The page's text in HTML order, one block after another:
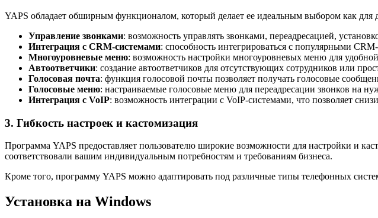
YAPS обладает обширным функционалом, который делает ее идеальным выбором как
Управление звонками: возможность управлять звонками, переадресацией,
Интеграция с CRM-системами: способность интегрироваться с популярными
Многоуровневые меню: возможность настройки многоуровневых меню для
Автоответчики: создание автоответчиков для отсутствующих сотрудников или
Голосовая почта: функция голосовой почты позволяет получать голосовые
Голосовые меню: настраиваемые голосовые меню для переадресации звонков на
Интеграция с VoIP: возможность интеграции с VoIP-системами, что позволяет
3. Гибкость настроек и кастомизация
Программа YAPS предоставляет пользователю широкие возможности для настройки и
соответствовали вашим индивидуальным потребностям и требованиям бизнеса.
Кроме того, программу YAPS можно адаптировать под различные типы телефонных
Установка на Windows